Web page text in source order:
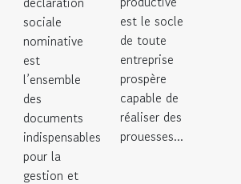
sociale
nominative
est
l’ensemble
des
documents
indispensables
pour la
gestion et
est le socle
de toute
entreprise
prospère
capable de
réaliser des
prouesses...